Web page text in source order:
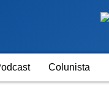
Colunista